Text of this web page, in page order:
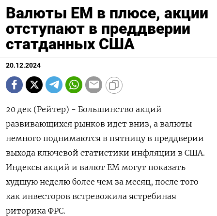
Валюты EM в плюсе, акции
отступают в преддверии
статданных США
20.12.2024
20 дек (Рейтер) - Большинство акций
развивающихся рынков идет вниз, а валюты
немного поднимаются в пятницу в преддверии
выхода ключевой статистики инфляции в США.
Индексы акций и валют EM могут показать
худшую неделю более чем за месяц, после того
как инвесторов встревожила ястребиная
риторика ФРС.